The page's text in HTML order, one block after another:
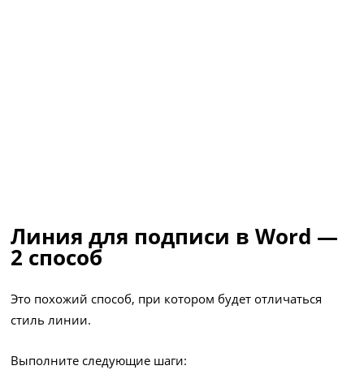
Линия для подписи в Word —
2 способ
Это похожий способ, при котором будет отличаться
стиль линии.
Выполните следующие шаги: